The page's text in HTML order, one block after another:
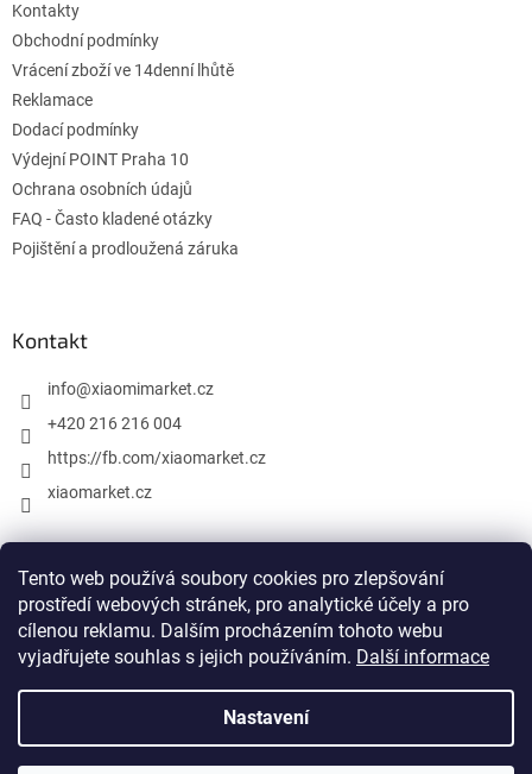
Tento web používá soubory cookies pro zlepšování
prostředí webových stránek, pro analytické účely a pro
cílenou reklamu. Dalším procházením tohoto webu
vyjadřujete souhlas s jejich používáním. Další informace
Nastavení
Xiaomi, Mi, Mijia a všechny ostatní názvy a propagační materiály
Xiaomi jsou ochranné známky nebo registrované ochranné
známky společnosti Xiaomi Inc. Naše společnost Store iStage s.r.o.
Kontakty
Obchodní podmínky
Vrácení zboží ve 14denní lhůtě
Reklamace
Dodací podmínky
Výdejní POINT Praha 10
Ochrana osobních údajů
FAQ - Často kladené otázky
Pojištění a prodloužená záruka
Kontakt
info@xiaomimarket.cz
+420 216 216 004
https://fb.com/xiaomarket.cz
xiaomarket.cz
Vytvořil Shoptet
Copyright 2026XiaomiMarket.cz. Všechna práva vyhrazena.